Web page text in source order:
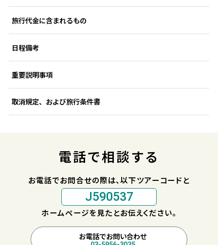
旅行代金に含まれるもの
日程備考
重要説明事項
取消規定、および旅行条件書
電話で相談する
お電話でお問合せの際は、以下ツアーコードと
J590537
ホームページを見たとお伝えください。
お電話でお問い合わせ